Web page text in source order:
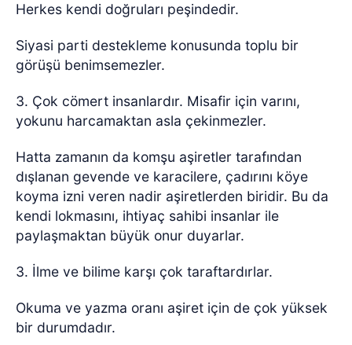
Herkes kendi doğruları peşindedir.
Siyasi parti destekleme konusunda toplu bir
görüşü benimsemezler.
3. Çok cömert insanlardır. Misafir için varını,
yokunu harcamaktan asla çekinmezler.
Hatta zamanın da komşu aşiretler tarafından
dışlanan gevende ve karacilere, çadırını köye
koyma izni veren nadir aşiretlerden biridir. Bu da
kendi lokmasını, ihtiyaç sahibi insanlar ile
paylaşmaktan büyük onur duyarlar.
3. İlme ve bilime karşı çok taraftardırlar.
Okuma ve yazma oranı aşiret için de çok yüksek
bir durumdadır.